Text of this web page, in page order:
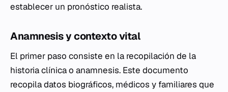
establecer un pronóstico realista.
Anamnesis y contexto vital
El primer paso consiste en la recopilación de la
historia clínica o anamnesis. Este documento
recopila datos biográficos, médicos y familiares que